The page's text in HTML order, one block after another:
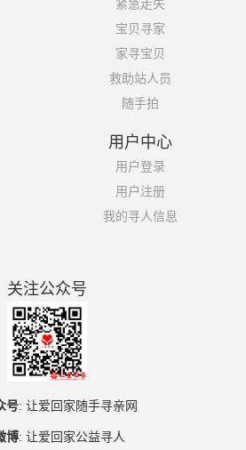
紧急走失
宝贝寻家
家寻宝贝
救助站人员
随手拍
用户中心
用户登录
用户注册
我的寻人信息
关注公众号
号: 让爱回家随手寻亲网
博: 让爱回家公益寻人